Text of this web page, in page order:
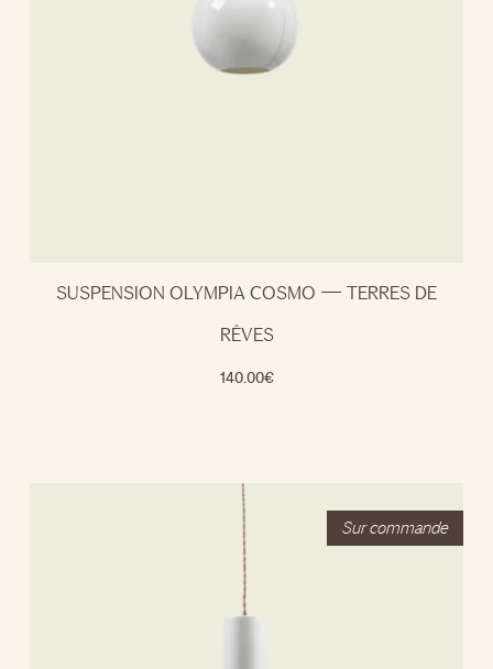
SUSPENSION OLYMPIA COSMO — TERRES DE
RÊVES
140.00€